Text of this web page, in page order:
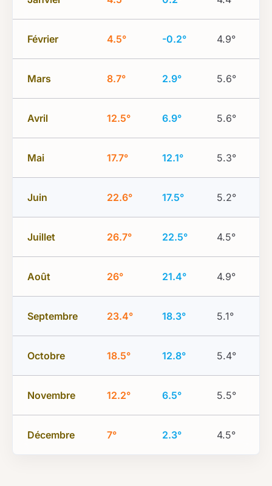
Février 4.5° -0.2° 4.9°
Mars 8.7° 2.9° 5.6°
Avril 12.5° 6.9° 5.6°
Mai 17.7° 12.1° 5.3°
Juin 22.6° 17.5° 5.2°
Juillet 26.7° 22.5° 4.5°
Août 26° 21.4° 4.9°
Septembre 23.4° 18.3° 5.1°
Octobre 18.5° 12.8° 5.4°
Novembre 12.2° 6.5° 5.5°
Décembre 7° 2.3° 4.5°